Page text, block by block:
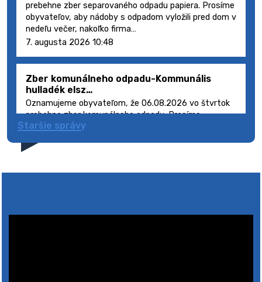
prebehne zber separovaného odpadu papiera. Prosíme
obyvateľov, aby nádoby s odpadom vyložili pred dom v
nedeľu večer, nakoľko firma…
7. augusta 2026 10:48
Zber komunálneho odpadu-Kommunális
hulladék elsz…
Oznamujeme obyvateľom, že 06.08.2026 vo štvrtok
prebehne zber komunálneho odpadu. Prosíme
obyvateľov, aby smetné nádoby s odpadom vyložili
5. augusta 2026 08:41
Staršie správy